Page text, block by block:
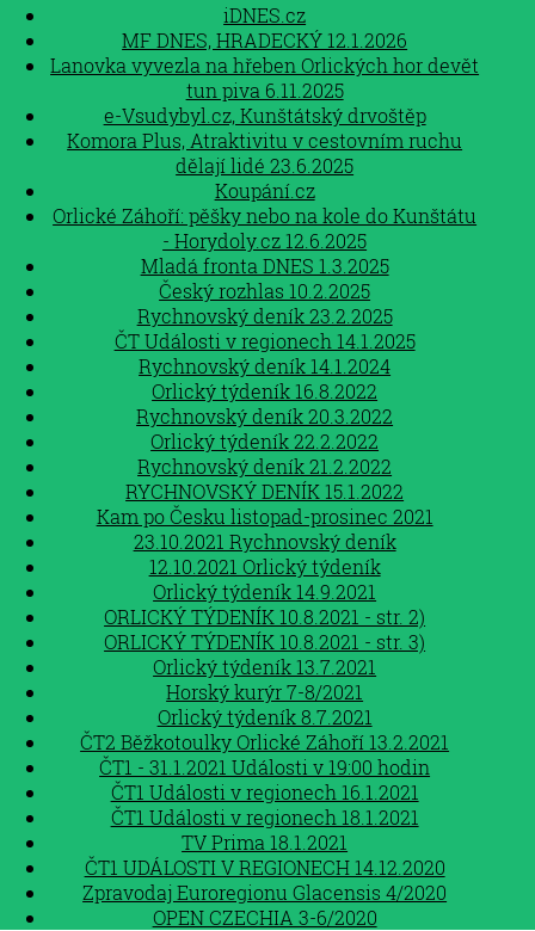
iDNES.cz
MF DNES, HRADECKÝ 12.1.2026
Lanovka vyvezla na hřeben Orlických hor devět
tun piva 6.11.2025
e-Vsudybyl.cz, Kunštátský drvoštěp
Komora Plus, Atraktivitu v cestovním ruchu
dělají lidé 23.6.2025
Koupání.cz
Orlické Záhoří: pěšky nebo na kole do Kunštátu
- Horydoly.cz 12.6.2025
Mladá fronta DNES 1.3.2025
Český rozhlas 10.2.2025
Rychnovský deník 23.2.2025
ČT Události v regionech 14.1.2025
Rychnovský deník 14.1.2024
Orlický týdeník 16.8.2022
Rychnovský deník 20.3.2022
Orlický týdeník 22.2.2022
Rychnovský deník 21.2.2022
RYCHNOVSKÝ DENÍK 15.1.2022
Kam po Česku listopad-prosinec 2021
23.10.2021 Rychnovský deník
12.10.2021 Orlický týdeník
Orlický týdeník 14.9.2021
ORLICKÝ TÝDENÍK 10.8.2021 - str. 2)
ORLICKÝ TÝDENÍK 10.8.2021 - str. 3)
Orlický týdeník 13.7.2021
Horský kurýr 7-8/2021
Orlický týdeník 8.7.2021
ČT2 Běžkotoulky Orlické Záhoří 13.2.2021
ČT1 - 31.1.2021 Události v 19:00 hodin
ČT1 Události v regionech 16.1.2021
ČT1 Události v regionech 18.1.2021
TV Prima 18.1.2021
ČT1 UDÁLOSTI V REGIONECH 14.12.2020
Zpravodaj Euroregionu Glacensis 4/2020
OPEN CZECHIA 3-6/2020